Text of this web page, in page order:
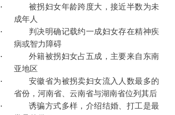
·
被拐妇女年龄跨度大，接近半数为未
成年人
·
判决明确记载约一成妇女存在精神疾
病或智力障碍
·
外籍被拐妇女占五成，主要来自东南
亚地区
·
安徽省为被拐卖妇女流入人数最多的
省份，河南省、云南省与湖南省位列其后
·
诱骗方式多样，介绍结婚、打工是最